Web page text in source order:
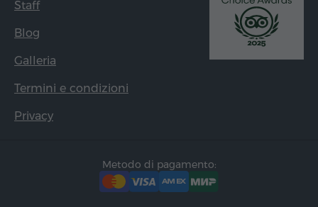
Staff
Blog
Galleria
Termini e condizioni
Privacy
Metodo di pagamento: